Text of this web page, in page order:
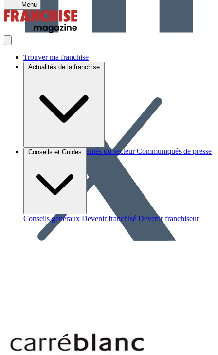
Menu
Trouver ma franchise
Actualités de la franchise
Brèves et actus Actualités du secteur Communiqués de presse
Conseils et Guides
Conseils généraux Devenir franchisé Devenir franchiseur